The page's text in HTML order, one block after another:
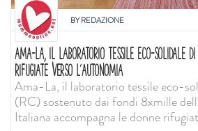
BYREDAZIONE
AMA-LA, IL LABORATORIO TESSILE ECO-SOLIDALE
RIFUGIATE VERSO L’AUTONOMIA
Ama-La, il laboratorio tessile eco-
(RC) sostenuto dai fondi 8xmille
Italiana accompagna le donne